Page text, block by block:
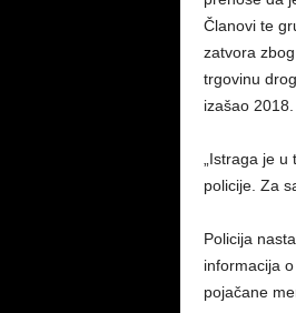
Članovi te
zatvora
trgovinu
izašao 2018.
„Istraga je
policije. Za
Policija
informacija
pojačane